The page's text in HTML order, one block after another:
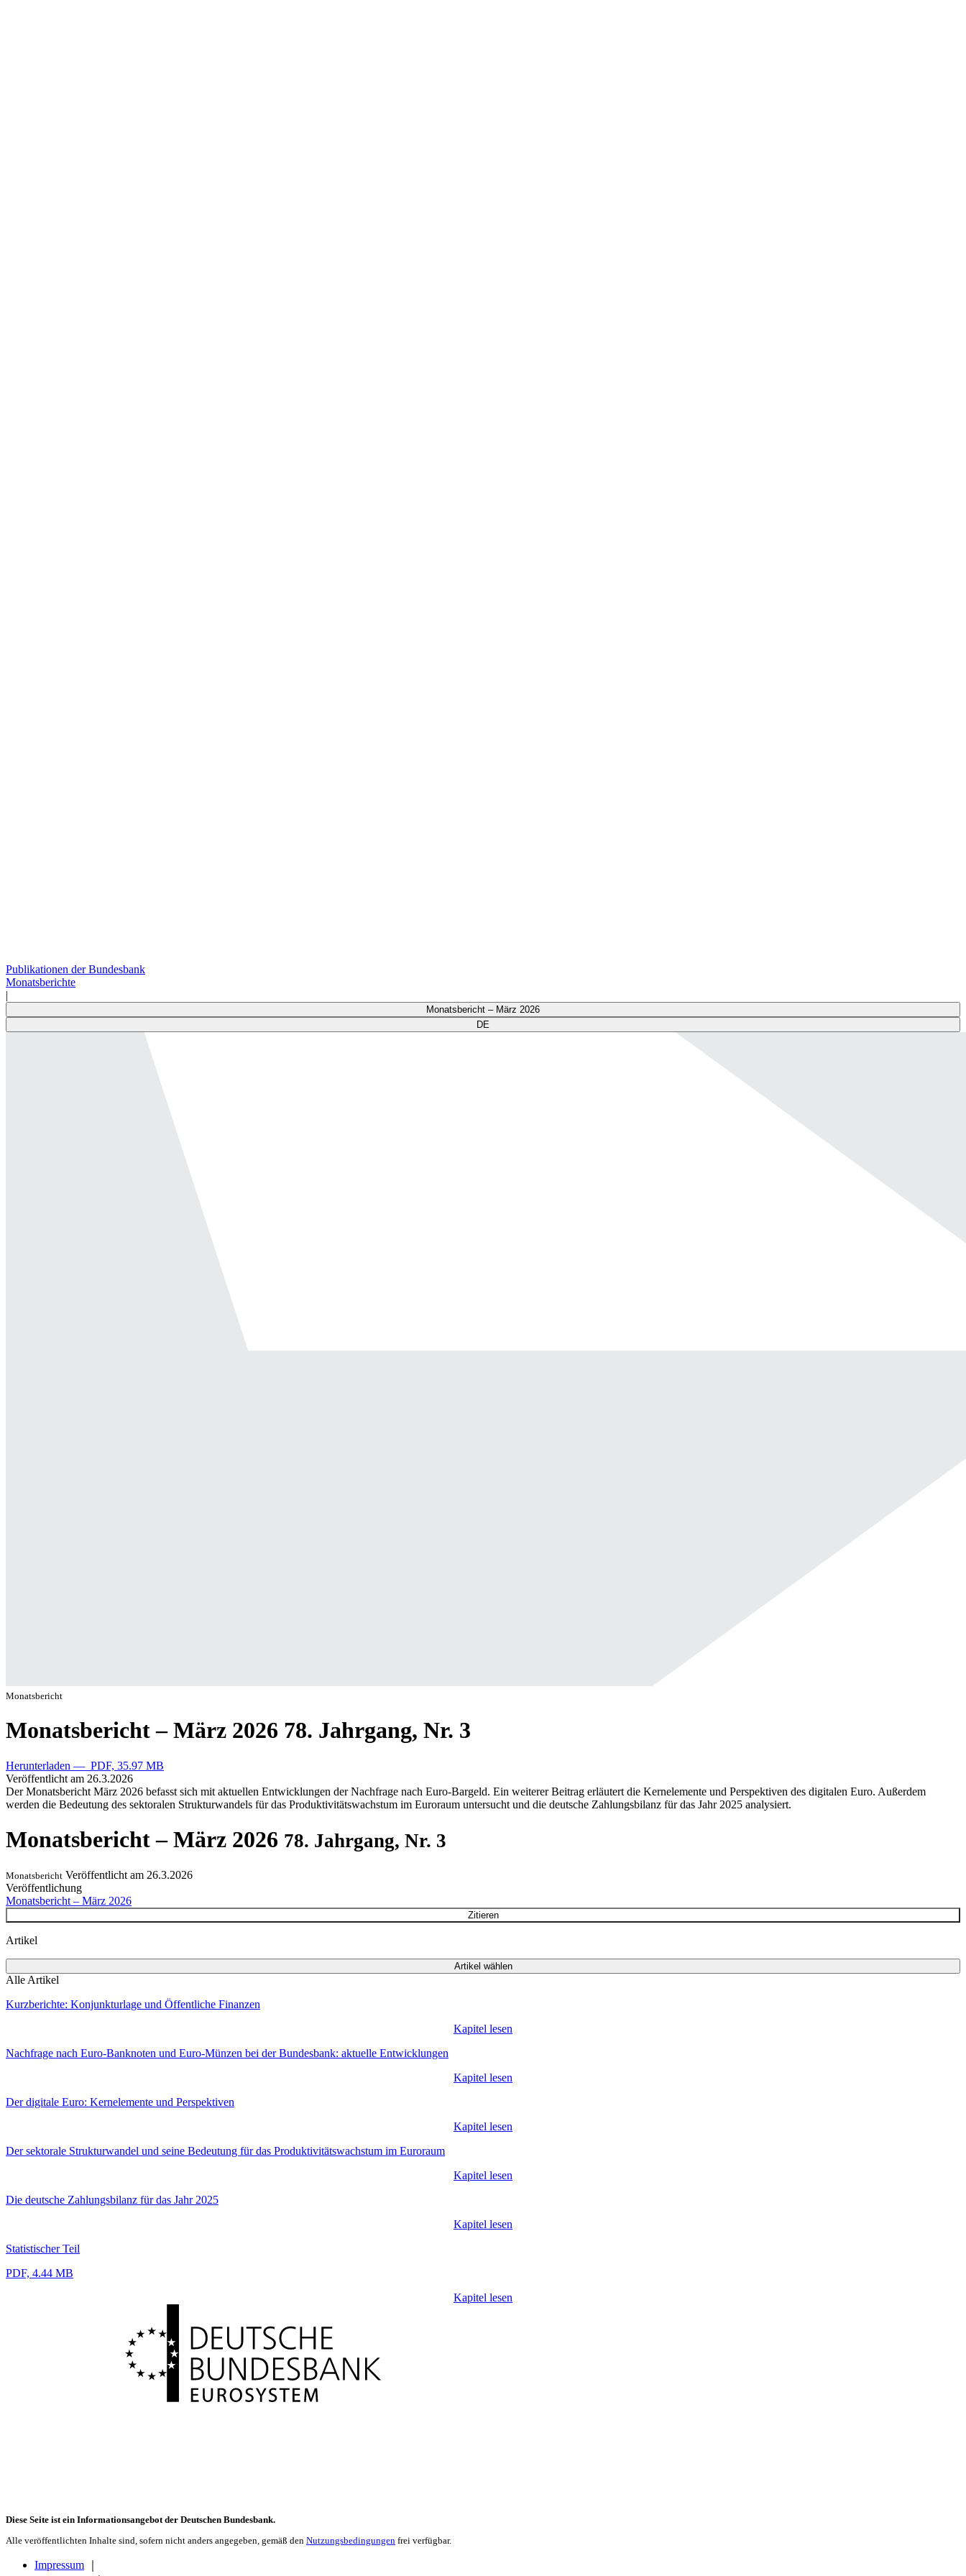
Publikationen der Bundesbank
Monatsberichte
|
Monatsbericht – März 2026
DE
Monatsbericht
Monatsbericht – März 2026 78. Jahrgang, Nr. 3
Herunterladen — PDF, 35.97 MB
Veröffentlicht am 26.3.2026
Der Monatsbericht März 2026 befasst sich mit aktuellen Entwicklungen der Nachfrage nach Euro-Bargeld. Ein weiterer Beitrag erläutert die Kernelemente und Perspektiven des digitalen Euro. Außerdem
werden die Bedeutung des sektoralen Strukturwandels für das Produktivitätswachstum im Euroraum untersucht und die deutsche Zahlungsbilanz für das Jahr 2025 analysiert.
Monatsbericht – März 2026 78. Jahrgang, Nr. 3
Monatsbericht Veröffentlicht am 26.3.2026
Veröffentlichung
Monatsbericht – März 2026
Zitieren
Artikel
Artikel wählen
Alle Artikel
Kurzberichte: Konjunkturlage und Öffentliche Finanzen
Kapitel lesen
Nachfrage nach Euro-Banknoten und Euro-Münzen bei der Bundesbank: aktuelle Entwicklungen
Kapitel lesen
Der digitale Euro: Kernelemente und Perspektiven
Kapitel lesen
Der sektorale Strukturwandel und seine Bedeutung für das Produktivitätswachstum im Euroraum
Kapitel lesen
Die deutsche Zahlungsbilanz für das Jahr 2025
Kapitel lesen
Statistischer Teil
PDF, 4.44 MB
Kapitel lesen
Diese Seite ist ein Informationsangebot der Deutschen Bundesbank.
Alle veröffentlichten Inhalte sind, sofern nicht anders angegeben, gemäß den Nutzungsbedingungen frei verfügbar.
Impressum